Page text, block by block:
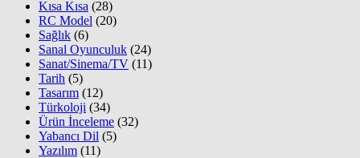
Kısa Kısa (28)
RC Model (20)
Sağlık (6)
Sanal Oyunculuk (24)
Sanat/Sinema/TV (11)
Tarih (5)
Tasarım (12)
Türkoloji (34)
Ürün İnceleme (32)
Yabancı Dil (5)
Yazılım (11)